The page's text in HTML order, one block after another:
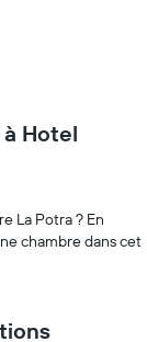
Hotel
La Potra ? En
chambre dans cet